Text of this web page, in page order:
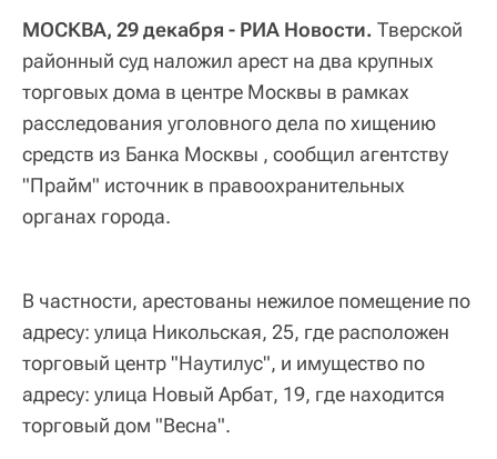
МОСКВА, 29 декабря - РИА Новости. Тверской
районный суд наложил арест на два крупных
торговых дома в центре Москвы в рамках
расследования уголовного дела по хищению
средств из Банка Москвы , сообщил агентству
"Прайм" источник в правоохранительных
органах города.
В частности, арестованы нежилое помещение по
адресу: улица Никольская, 25, где расположен
торговый центр "Наутилус", и имущество по
адресу: улица Новый Арбат, 19, где находится
торговый дом "Весна".